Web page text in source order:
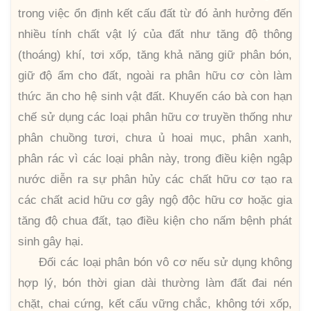
trong việc ổn định kết cấu đất từ đó ảnh hưởng đến
nhiều tính chất vật lý của đất như tăng độ thông
(thoáng) khí, tơi xốp, tăng khả năng giữ phân bón,
giữ độ ẩm cho đất, ngoài ra phân hữu cơ còn làm
thức ăn cho hệ sinh vật đất. Khuyến cáo bà con hạn
chế sử dụng các loại phân hữu cơ truyền thống như
phân chuồng tươi, chưa ủ hoai mục, phân xanh,
phân rác vì các loại phân này, trong điều kiện ngập
nước diễn ra sự phân hủy các chất hữu cơ tạo ra
các chất acid hữu cơ gây ngộ độc hữu cơ hoặc gia
tăng độ chua đất, tạo điều kiện cho nấm bệnh phát
sinh gây hại.
Đối các loại phân bón vô cơ nếu sử dụng không
hợp lý, bón thời gian dài thường làm đất đai nén
chặt, chai cứng, kết cấu vững chắc, không tới xốp,